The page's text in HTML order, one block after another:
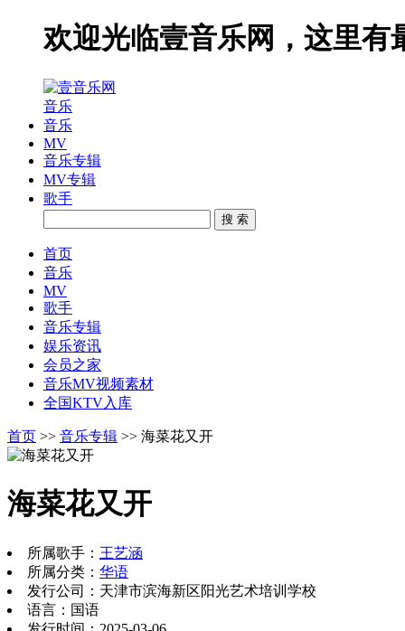
欢迎光临壹音乐网，这里有
音乐
音乐
MV
音乐专辑
MV专辑
歌手
搜 索
首页
音乐
MV
歌手
音乐专辑
娱乐资讯
会员之家
音乐MV视频素材
全国KTV入库
首页 >> 音乐专辑 >> 海菜花又开
海菜花又开
所属歌手： 王艺涵
所属分类： 华语
发行公司：天津市滨海新区阳光艺术培训学校
语言：国语